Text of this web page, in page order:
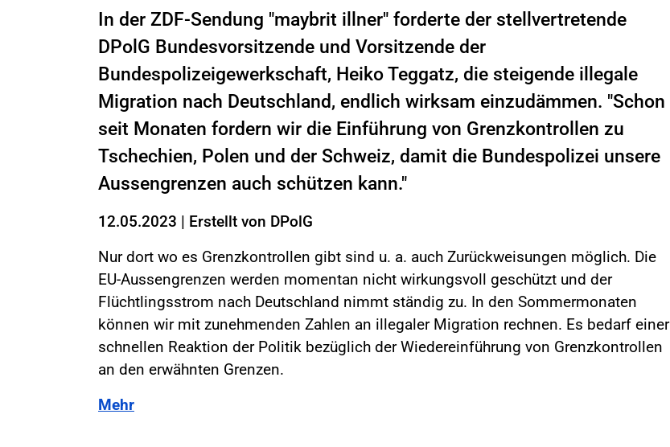
In der ZDF-Sendung "maybrit illner" forderte der stellvertretende
DPolG Bundesvorsitzende und Vorsitzende der
Bundespolizeigewerkschaft, Heiko Teggatz, die steigende illegale
Migration nach Deutschland, endlich wirksam einzudämmen. "Schon
seit Monaten fordern wir die Einführung von Grenzkontrollen zu
Tschechien, Polen und der Schweiz, damit die Bundespolizei unsere
Aussengrenzen auch schützen kann."
12.05.2023 | Erstellt von DPolG
Nur dort wo es Grenzkontrollen gibt sind u. a. auch Zurückweisungen möglich. Die
EU-Aussengrenzen werden momentan nicht wirkungsvoll geschützt und der
Flüchtlingsstrom nach Deutschland nimmt ständig zu. In den Sommermonaten
können wir mit zunehmenden Zahlen an illegaler Migration rechnen. Es bedarf einer
schnellen Reaktion der Politik bezüglich der Wiedereinführung von Grenzkontrollen
an den erwähnten Grenzen.
Mehr